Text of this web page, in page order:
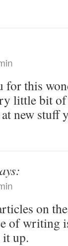
for this
little bit
new stuff
on
of writing
up.